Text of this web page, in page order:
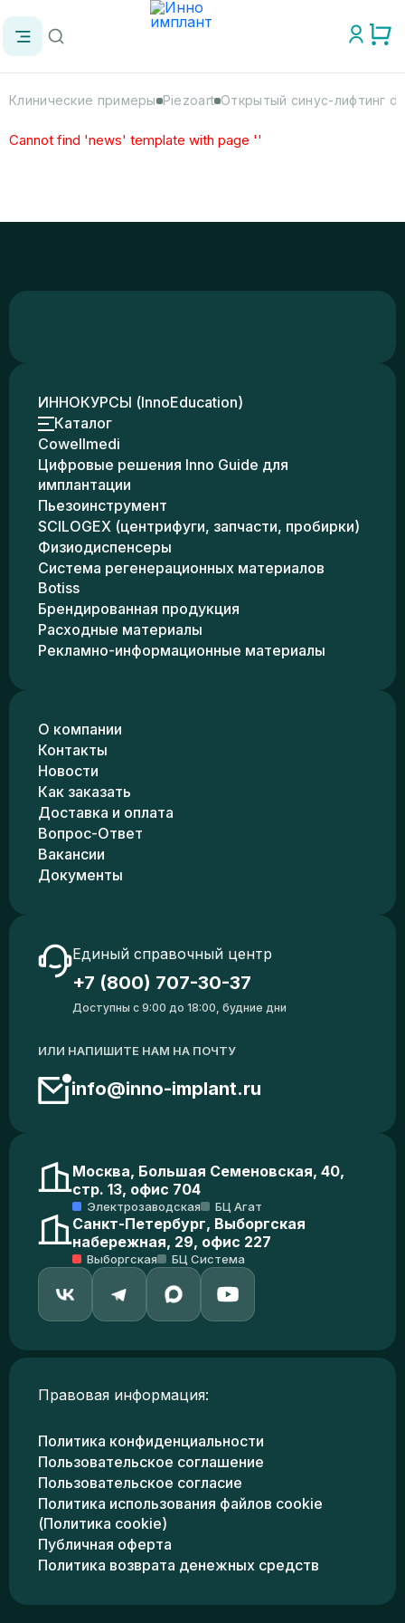
Клинические примеры Piezoart Открытый синус-лифтинг
Cannot find 'news' template with page ''
ИННОКУРСЫ (InnoEducation)
Каталог
Cowellmedi
Цифровые решения Inno Guide для
имплантации
Пьезоинструмент
SCILOGEX (центрифуги, запчасти, пробирки)
Физиодиспенсеры
Система регенерационных материалов
Botiss
Брендированная продукция
Расходные материалы
Рекламно-информационные материалы
О компании
Контакты
Новости
Как заказать
Доставка и оплата
Вопрос-Ответ
Вакансии
Документы
Единый справочный центр
+7 (800) 707-30-37
Доступны с 9:00 до 18:00, будние дни
ИЛИ НАПИШИТЕ НАМ НА ПОЧТУ
info@inno-implant.ru
Москва, Большая Семеновская, 40,
стр. 13, офис 704
Электрозаводская БЦ Агат
Санкт-Петербург, Выборгская
набережная, 29, офис 227
Выборгская БЦ Система
Правовая информация:
Политика конфиденциальности
Пользовательское соглашение
Пользовательское согласие
Политика использования файлов cookie
(Политика cookie)
Публичная оферта
Политика возврата денежных средств